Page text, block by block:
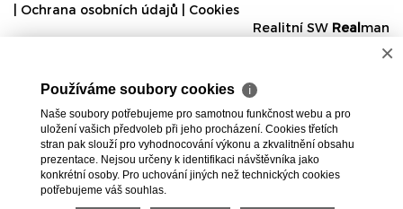
Ochrana osobních údajů
Cookies
Realitní SW Realman
×
Používáme soubory cookies ℹ
Naše soubory potřebujeme pro samotnou funkčnost webu a pro
uložení vašich předvoleb při jeho procházení. Cookies třetích
stran pak slouží pro vyhodnocování výkonu a zkvalitnění obsahu
prezentace. Nejsou určeny k identifikaci návštěvníka jako
konkrétní osoby. Pro uchování jiných než technických cookies
potřebujeme váš souhlas.